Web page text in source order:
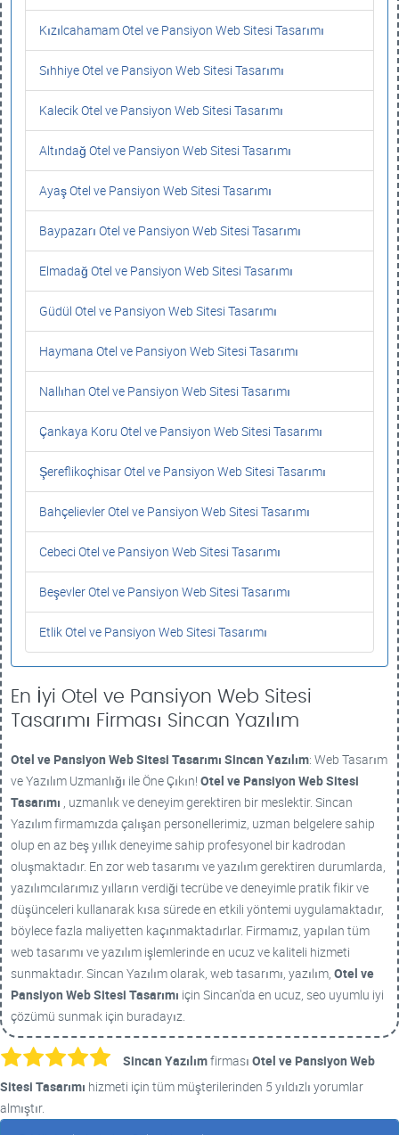
Kızılcahamam Otel ve Pansiyon Web Sitesi Tasarımı
Sıhhiye Otel ve Pansiyon Web Sitesi Tasarımı
Kalecik Otel ve Pansiyon Web Sitesi Tasarımı
Altındağ Otel ve Pansiyon Web Sitesi Tasarımı
Ayaş Otel ve Pansiyon Web Sitesi Tasarımı
Baypazarı Otel ve Pansiyon Web Sitesi Tasarımı
Elmadağ Otel ve Pansiyon Web Sitesi Tasarımı
Güdül Otel ve Pansiyon Web Sitesi Tasarımı
Haymana Otel ve Pansiyon Web Sitesi Tasarımı
Nallıhan Otel ve Pansiyon Web Sitesi Tasarımı
Çankaya Koru Otel ve Pansiyon Web Sitesi Tasarımı
Şereflikoçhisar Otel ve Pansiyon Web Sitesi Tasarımı
Bahçelievler Otel ve Pansiyon Web Sitesi Tasarımı
Cebeci Otel ve Pansiyon Web Sitesi Tasarımı
Beşevler Otel ve Pansiyon Web Sitesi Tasarımı
Etlik Otel ve Pansiyon Web Sitesi Tasarımı
En İyi Otel ve Pansiyon Web Sitesi
Tasarımı Firması Sincan Yazılım
Otel ve Pansiyon Web Sitesi Tasarımı Sincan Yazılım: Web Tasarım
ve Yazılım Uzmanlığı ile Öne Çıkın! Otel ve Pansiyon Web Sitesi
Tasarımı , uzmanlık ve deneyim gerektiren bir meslektir. Sincan
Yazılım firmamızda çalışan personellerimiz, uzman belgelere sahip
olup en az beş yıllık deneyime sahip profesyonel bir kadrodan
oluşmaktadır. En zor web tasarımı ve yazılım gerektiren durumlarda,
yazılımcılarımız yılların verdiği tecrübe ve deneyimle pratik fikir ve
düşünceleri kullanarak kısa sürede en etkili yöntemi uygulamaktadır,
böylece fazla maliyetten kaçınmaktadırlar. Firmamız, yapılan tüm
web tasarımı ve yazılım işlemlerinde en ucuz ve kaliteli hizmeti
sunmaktadır. Sincan Yazılım olarak, web tasarımı, yazılım, Otel ve
Pansiyon Web Sitesi Tasarımı için Sincan'da en ucuz, seo uyumlu iyi
çözümü sunmak için buradayız.
Sincan Yazılımfirması Otel ve Pansiyon Web
Sitesi Tasarımı hizmeti için tüm müşterilerinden 5 yıldızlı yorumlar
almıştır.